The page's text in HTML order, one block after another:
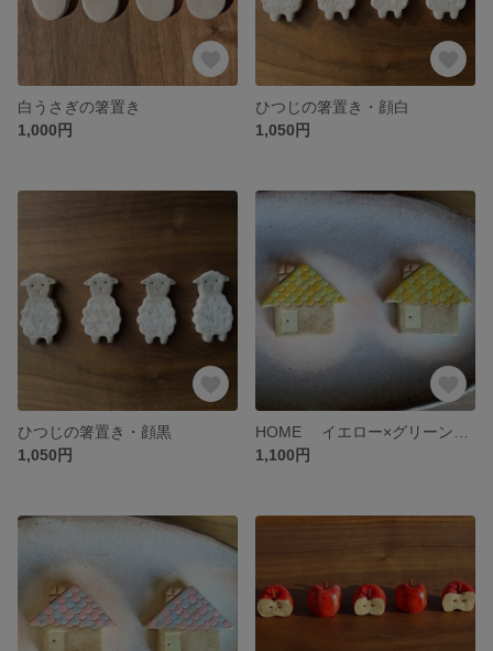
白うさぎの箸置き
1,000円
ひつじの箸置き・顔白
1,050円
ひつじの箸置き・顔黒
1,050円
1,100円